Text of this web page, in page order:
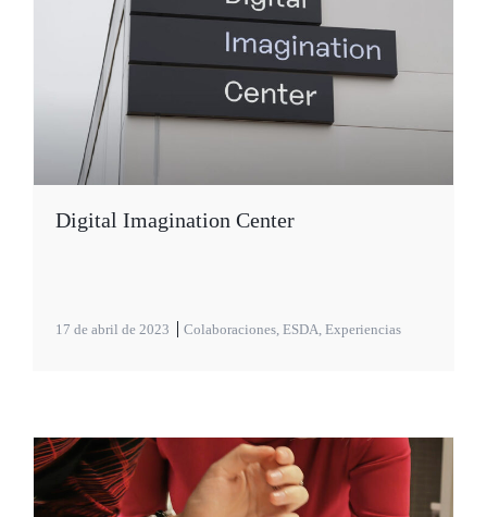
Digital Imagination Center
17 de abril de 2023 Colaboraciones, ESDA, Experiencias